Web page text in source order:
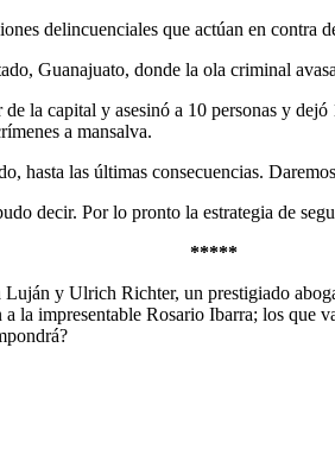
delincuenciales que actúan en contra
Guanajuato, donde la ola criminal
la capital y asesinó a 10 personas y
a mansalva.
hasta las últimas consecuencias.
decir. Por lo pronto la estrategia de
*****
y Ulrich Richter, un prestigiado
la impresentable Rosario Ibarra; los